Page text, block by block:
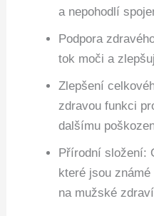
a nepohodlí
Podpora
tok moči a
Zlepšení
zdravou funkci
dalšímu
Přírodní složení:
které jsou
na mužské